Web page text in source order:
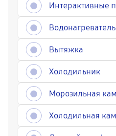
Интерактивные
Водонагреватель
Вытяжка
Холодильник
Морозильная
Холодильная